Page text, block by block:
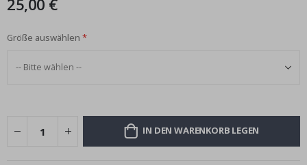
25,00 €
Größe auswählen
IN DEN WARENKORB LEGEN